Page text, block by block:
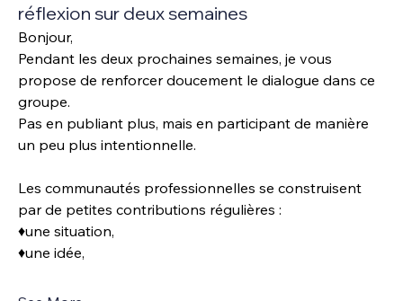
réflexion sur deux semaines
Bonjour,
Pendant les deux prochaines semaines, je vous
propose de renforcer doucement le dialogue dans ce
groupe.
Pas en publiant plus, mais en participant de manière
un peu plus intentionnelle.
Les communautés professionnelles se construisent
par de petites contributions régulières :
♦️une situation,
♦️une idée,